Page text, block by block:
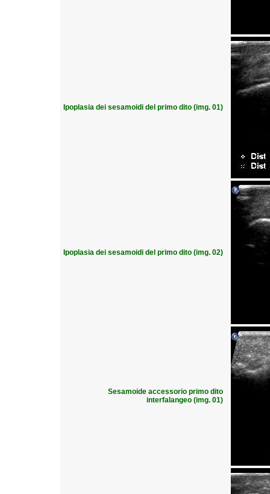
Ipoplasia dei sesamoidi del primo dito (img. 01)
Ipoplasia dei sesamoidi del primo dito (img. 02)
Sesamoide accessorio primo dito
interfalangeo (img. 01)